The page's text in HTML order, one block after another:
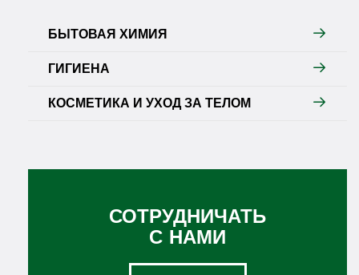
БЫТОВАЯ ХИМИЯ
ГИГИЕНА
КОСМЕТИКА И УХОД ЗА ТЕЛОМ
СОТРУДНИЧАТЬ
С НАМИ